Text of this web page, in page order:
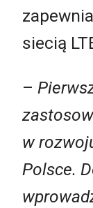
siecią
–
w
Polsce.